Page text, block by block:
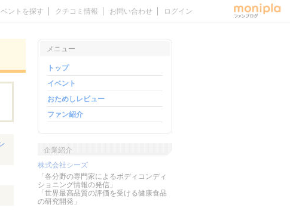
ントを探す クチコミ情報 お問い合わせ ログイン
メニュー
トップ
イベント
おためしレビュー
ファン紹介
企業紹介
株式会社シーズ
「各分野の専門家によるボディコンディ
ショニング情報の発信」
「世界最高品質の評価を受ける健康食品
の研究開発」